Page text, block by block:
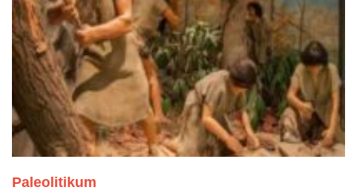
Paleolitikum